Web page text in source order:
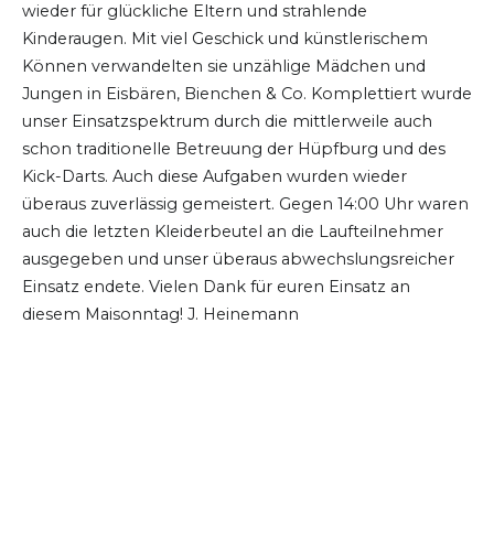
wieder für glückliche Eltern und strahlende
Kinderaugen. Mit viel Geschick und künstlerischem
Können verwandelten sie unzählige Mädchen und
Jungen in Eisbären, Bienchen & Co. Komplettiert wurde
unser Einsatzspektrum durch die mittlerweile auch
schon traditionelle Betreuung der Hüpfburg und des
Kick-Darts. Auch diese Aufgaben wurden wieder
überaus zuverlässig gemeistert. Gegen 14:00 Uhr waren
auch die letzten Kleiderbeutel an die Laufteilnehmer
ausgegeben und unser überaus abwechslungsreicher
Einsatz endete. Vielen Dank für euren Einsatz an
diesem Maisonntag! J. Heinemann